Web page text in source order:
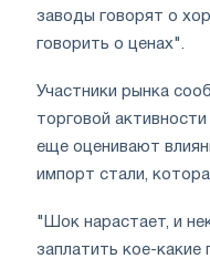
заводы говорят о
говорить о ценах".
Участники рынка
торговой
еще оценивают
импорт стали,
"Шок нарастает, и
заплатить кое-